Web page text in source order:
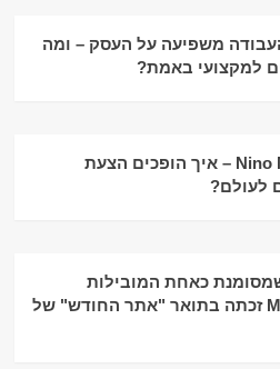
משפיעה על העסק – ומה
למקצועי באמת?
ראיון מיוחד עם Nino Moments – איך הופכים הצעת
לעולם?
כאחת המובילות
בישראל: מירי מ־M.MEDIA זכתה בתואר "אתר החודש" של